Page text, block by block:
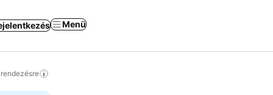
Menü